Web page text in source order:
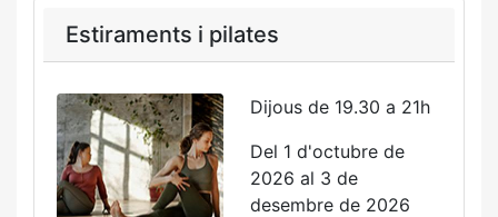
Estiraments i pilates
Dijous de 19.30 a 21h
Del 1 d'octubre de
2026 al 3 de
desembre de 2026